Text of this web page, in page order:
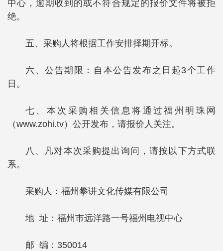
中心，逾期收到的或不符合规定的报价文件将被拒
绝。
五、采购人将根据工作安排择期开标。
六、公告期限：自本公告发布之日起3个工作
日。
七、本次采购相关信息将通过福州明珠网
（www.zohi.tv）公开发布，请报价人关注。
八、凡对本次采购提出询问，请按以下方式联
系。
采购人：福州攀讲文化传媒有限公司
地 址：福州市远洋路一号福州电视中心
邮 编：350014